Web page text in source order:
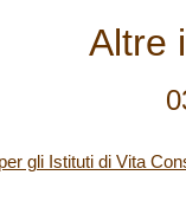
Altre
gli Istituti di Vita